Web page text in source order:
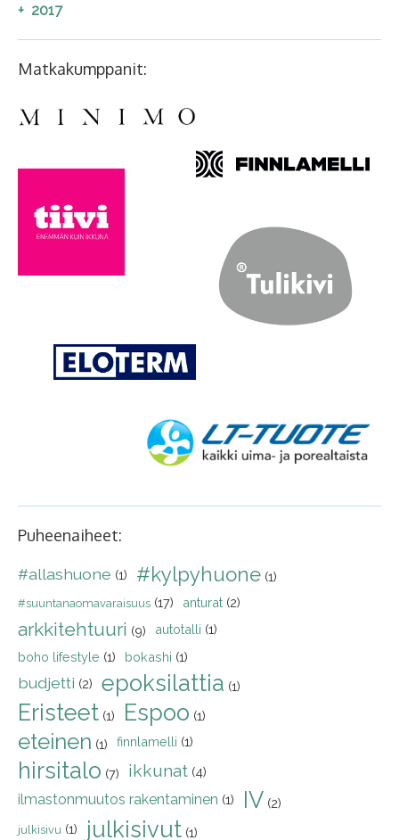
2017
Matkakumppanit:
Puheenaiheet:
#allashuone (1) #kylpyhuone (1)
#suuntanaomavaraisuus (17) anturat (2)
arkkitehtuuri (9) autotalli (1)
boho lifestyle (1) bokashi (1)
budjetti (2) epoksilattia (1)
Eristeet (1) Espoo (1)
eteinen (1) finnlamelli (1)
hirsitalo (7) ikkunat (4)
ilmastonmuutos rakentaminen (1) IV (2)
julkisivu (1) julkisivut (1)